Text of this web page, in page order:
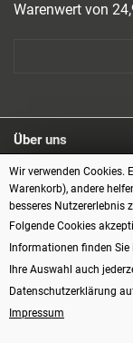
Warenwert von
Über uns
Service
Informationen
Zahlungsarten
Wir verwenden Cookies.
Warenkorb), andere
besseres Nutzererlebnis
Folgende Cookies
Informationen finden
Ihre Auswahl auch
Datenschutzerklärung
Impressum